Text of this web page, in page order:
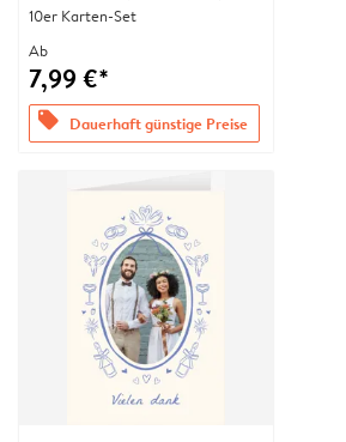
10er Karten-Set
Ab
7,99 €*
offers Dauerhaft günstige Preise